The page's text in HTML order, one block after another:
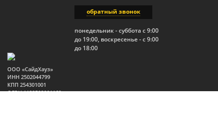
обратный звонок
понедельник - суббота с 9:00
до 19:00, воскресенье - с 9:00
до 18:00
ООО «СайдХауз»
ИНН 2502044799
КПП 254301001
ОГРН 1122502001160